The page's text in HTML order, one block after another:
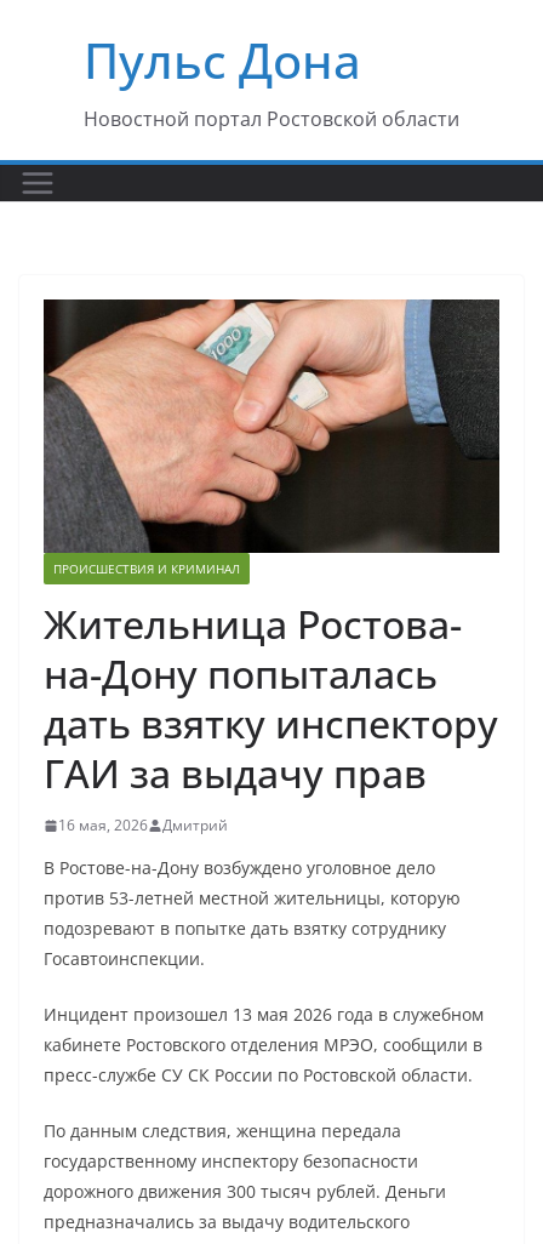
содержимомуПульс Дона
Новостной портал Ростовской области
ПРОИСШЕСТВИЯ И КРИМИНАЛ
Жительница Ростова-
на-Дону попыталась
дать взятку инспектору
ГАИ за выдачу прав
16 мая, 2026 Дмитрий
В Ростове-на-Дону возбуждено уголовное дело
против 53-летней местной жительницы, которую
подозревают в попытке дать взятку сотруднику
Госавтоинспекции.
Инцидент произошел 13 мая 2026 года в служебном
кабинете Ростовского отделения МРЭО, сообщили в
пресс-службе СУ СК России по Ростовской области.
По данным следствия, женщина передала
государственному инспектору безопасности
дорожного движения 300 тысяч рублей. Деньги
предназначались за выдачу водительского